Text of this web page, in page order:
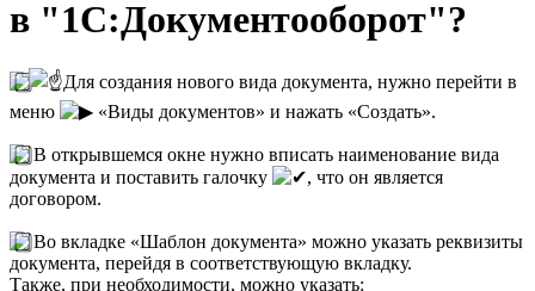
в "1С:Документооборот"?
Для создания нового вида документа, нужно перейти в
меню
«Виды документов» и нажать «Создать».
В открывшемся окне нужно вписать наименование вида
документа и поставить галочку
, что он является
договором.
Во вкладке «Шаблон документа» можно указать реквизиты
документа, перейдя в соответствующую вкладку.
Также, при необходимости, можно указать: